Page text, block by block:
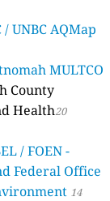
/ UNBC AQMap
MULTCO
County
Health20
/ FOEN -
Federal Office
14